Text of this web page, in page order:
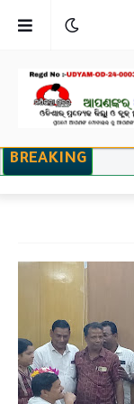
BREAKING